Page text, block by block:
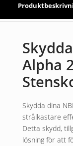
Alpha
Skydda dina
strålkastare
Detta skydd,
lösning för att